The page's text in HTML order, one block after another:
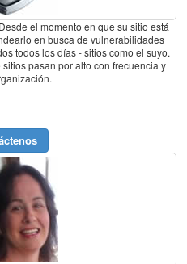
el momento en que su sitio está
en busca de vulnerabilidades
todos los días - sitios como el suyo.
pasan por alto con frecuencia y